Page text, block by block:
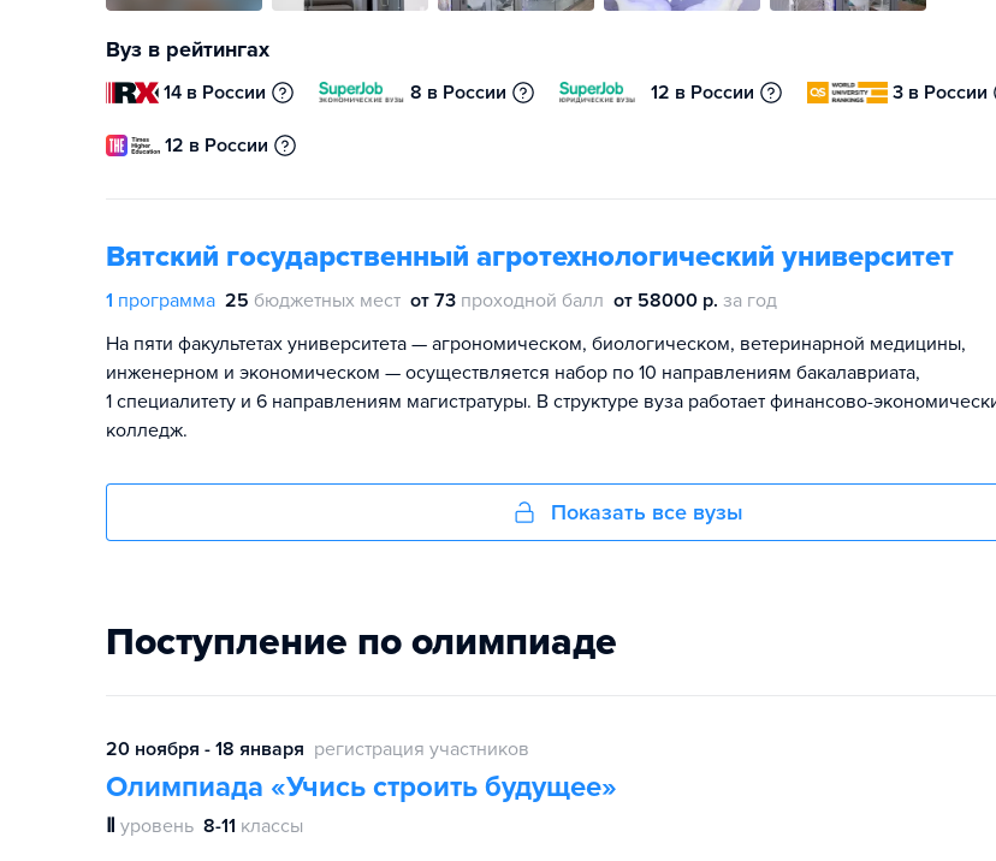
Вуз в рейтингах
14 в России 8 в России 12 в России 3 в России
12 в России
Вятский государственный агротехнологический университет
1 программа 25 бюджетных мест от 73 проходной балл от 58000 р. за год
На пяти факультетах университета — агрономическом, биологическом, ветеринарной медицины,
инженерном и экономическом — осуществляется набор по 10 направлениям бакалавриата,
1 специалитету и 6 направлениям магистратуры. В структуре вуза работает финансово-
колледж.
Показать все вузы
Поступление по олимпиаде
20 ноября - 18 января регистрация участников
Олимпиада «Учись строить будущее»
Ⅱ уровень 8-11 классы